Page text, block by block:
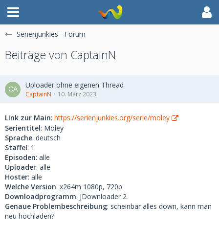
Serienjunkies - Forum
Beiträge von CaptainN
Uploader ohne eigenen Thread
CaptainN 10. März 2023
Link zur Main: https://serienjunkies.org/serie/moley
Serientitel: Moley
Sprache: deutsch
Staffel: 1
Episoden: alle
Uploader: alle
Hoster: alle
Welche Version: x264m 1080p, 720p
Downloadprogramm: JDownloader 2
Genaue Problembeschreibung: scheinbar alles down, kann man
neu hochladen?